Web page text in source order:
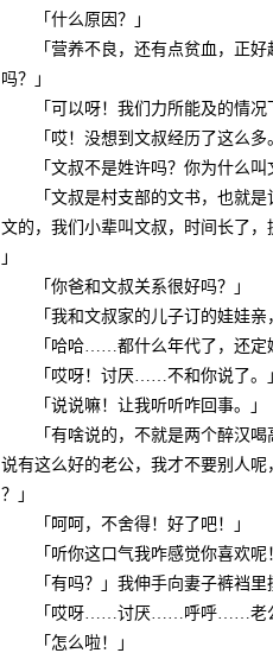
「什么原因？」
「营养不良，还有点贫血，正好
吗？」
「可以呀！我们力所能及的情况
「哎！没想到文叔经历了这么多
「文叔不是姓许吗？你为什么叫
「文叔是村支部的文书，也就是
文的，我们小辈叫文叔，时间长了，
」
「你爸和文叔关系很好吗？」
「我和文叔家的儿子订的娃娃亲
「哈哈……都什么年代了，还定娃
「哎呀！讨厌……不和你说了。
「说说嘛！让我听听咋回事。」
「有啥说的，不就是两个醉汉喝
说有这么好的老公，我才不要别人
？」
「呵呵，不舍得！好了吧！」
「听你这口气我咋感觉你喜欢呢
「有吗？」我伸手向妻子裤裆里
「哎呀……讨厌……呼呼……老公
「怎么啦！」